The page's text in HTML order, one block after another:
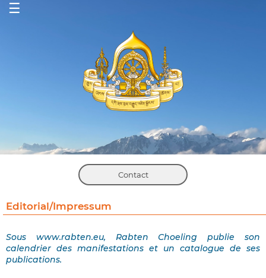
☰
Contact
Editorial/Impressum
Sous www.rabten.eu, Rabten Choeling publie son
calendrier des manifestations et un catalogue de ses
publications.